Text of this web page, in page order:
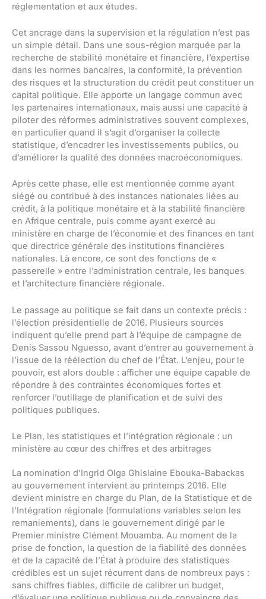
réglementation et aux études.
Cet ancrage dans la supervision et la régulation n’est pas
un simple détail. Dans une sous-région marquée par la
recherche de stabilité monétaire et financière, l’expertise
dans les normes bancaires, la conformité, la prévention
des risques et la structuration du crédit peut constituer un
capital politique. Elle apporte un langage commun avec
les partenaires internationaux, mais aussi une capacité à
piloter des réformes administratives souvent complexes,
en particulier quand il s’agit d’organiser la collecte
statistique, d’encadrer les investissements publics, ou
d’améliorer la qualité des données macroéconomiques.
Après cette phase, elle est mentionnée comme ayant
siégé ou contribué à des instances nationales liées au
crédit, à la politique monétaire et à la stabilité financière
en Afrique centrale, puis comme ayant exercé au
ministère en charge de l’économie et des finances en tant
que directrice générale des institutions financières
nationales. Là encore, ce sont des fonctions de «
passerelle » entre l’administration centrale, les banques
et l’architecture financière régionale.
Le passage au politique se fait dans un contexte précis :
l’élection présidentielle de 2016. Plusieurs sources
indiquent qu’elle prend part à l’équipe de campagne de
Denis Sassou Nguesso, avant d’entrer au gouvernement à
l’issue de la réélection du chef de l’État. L’enjeu, pour le
pouvoir, est alors double : afficher une équipe capable de
répondre à des contraintes économiques fortes et
renforcer l’outillage de planification et de suivi des
politiques publiques.
Le Plan, les statistiques et l’intégration régionale : un
ministère au cœur des chiffres et des arbitrages
La nomination d’Ingrid Olga Ghislaine Ebouka-Babackas
au gouvernement intervient au printemps 2016. Elle
devient ministre en charge du Plan, de la Statistique et de
l’Intégration régionale (formulations variables selon les
remaniements), dans le gouvernement dirigé par le
Premier ministre Clément Mouamba. Au moment de la
prise de fonction, la question de la fiabilité des données
et de la capacité de l’État à produire des statistiques
crédibles est un sujet récurrent dans de nombreux pays :
sans chiffres fiables, difficile de calibrer un budget,